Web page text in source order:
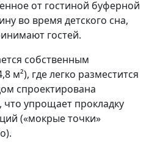
от гостиной буферной
во время детского сна,
гостей.
собственным
м²), где легко разместится
спроектирована
что упрощает прокладку
(«мокрые точки»